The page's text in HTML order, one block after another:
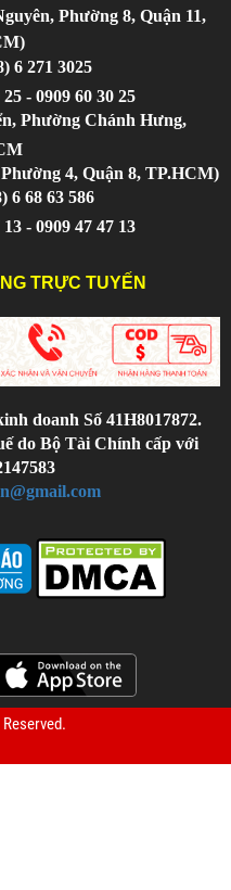
Phường 8, Quận 11,
6 271 3025
- 0909 60 30 25
Phường Chánh Hưng,
4, Quận 8, TP.HCM)
6 68 63 586
- 0909 47 47 13
TRỰC TUYẾN
doanh Số 41H8017872.
do Bộ Tài Chính cấp với